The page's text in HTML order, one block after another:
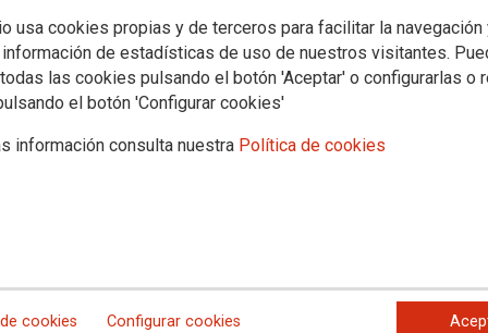
usa cookies propias y de terceros para facilitar la navegación
de estadísticas de uso de nuestros visitantes.
las cookies pulsando el botón 'Aceptar' o configurarlas o
el botón 'Configurar cookies'
información consulta nuestra Política de cookies
cookies Configurar cookies
no trincheras. Salarios, vivienda
a la movilización en un momento decisivo para las condiciones
a quienes pretenden dividirnos, enfrentarnos y levantar trincheras, el
y más democracia.